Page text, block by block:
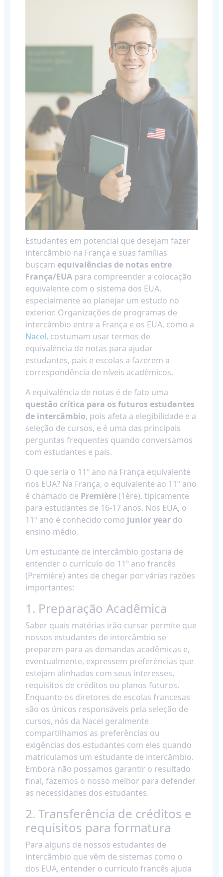
Estudantes em potencial que desejam fazer
intercâmbio na França e suas famílias
buscam equivalências de notas entre
França/EUA para compreender a colocação
equivalente com o sistema dos EUA,
especialmente ao planejar um estudo no
exterior. Organizações de programas de
intercâmbio entre a França e os EUA, como a
Nacel, costumam usar termos de
equivalência de notas para ajudar
estudantes, pais e escolas a fazerem a
correspondência de níveis acadêmicos.
A equivalência de notas é de fato uma
questão crítica para os futuros estudantes
de intercâmbio, pois afeta a elegibilidade e a
seleção de cursos, e é uma das principais
perguntas frequentes quando conversamos
com estudantes e pais.
O que seria o 11º ano na França equivalente
nos EUA? Na França, o equivalente ao 11º ano
é chamado de Première(1ère), tipicamente
para estudantes de 16-17 anos. Nos EUA, o
11º ano é conhecido como junior year do
ensino médio.
Um estudante de intercâmbio gostaria de
entender o currículo do 11º ano francês
(Première) antes de chegar por várias razões
importantes:
1. Preparação Acadêmica
Saber quais matérias irão cursar permite que
nossos estudantes de intercâmbio se
preparem para as demandas acadêmicas e,
eventualmente, expressem preferências que
estejam alinhadas com seus interesses,
requisitos de créditos ou planos futuros.
Enquanto os diretores de escolas francesas
são os únicos responsáveis pela seleção de
cursos, nós da Nacel geralmente
compartilhamos as preferências ou
exigências dos estudantes com eles quando
matriculamos um estudante de intercâmbio.
Embora não possamos garantir o resultado
final, fazemos o nosso melhor para defender
as necessidades dos estudantes.
2. Transferência de créditos e
requisitos para formatura
Para alguns de nossos estudantes de
intercâmbio que vêm de sistemas como o
dos EUA, entender o currículo francês ajuda